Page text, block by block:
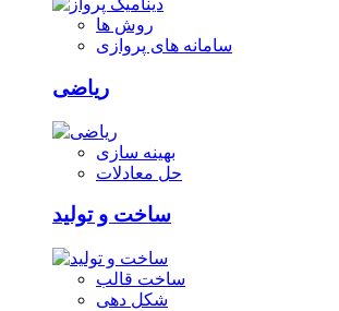
روش ها
سامانه های پروازی
ریاضی
بهینه سازی
حل معادلات
ساخت و تولید
ساخت قالب
شکل دهی